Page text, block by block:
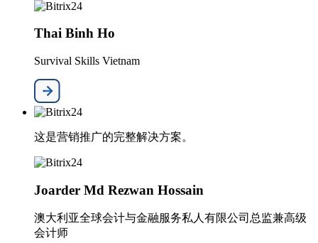
Thai Binh Ho
Survival Skills Vietnam
这是营销推广的完整解决方案。
Joarder Md Rezwan Hossain
澳大利亚全球会计与金融服务私人有限公司总监兼高级
会计师